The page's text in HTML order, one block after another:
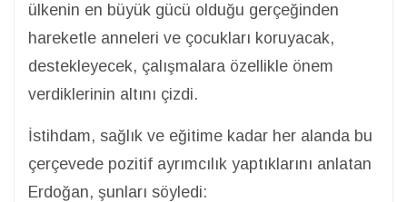
ülkenin en büyük gücü olduğu gerçeğinden
hareketle anneleri ve çocukları koruyacak,
destekleyecek, çalışmalara özellikle önem
verdiklerinin altını çizdi.
İstihdam, sağlık ve eğitime kadar her alanda bu
çerçevede pozitif ayrımcılık yaptıklarını anlatan
Erdoğan, şunları söyledi: